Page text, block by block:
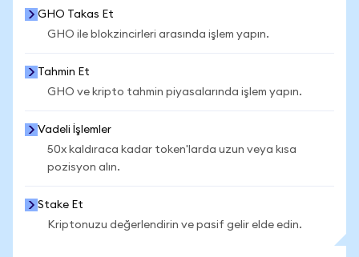
GHO Takas Et
GHO ile blokzincirleri arasında işlem yapın.
Tahmin Et
GHO ve kripto tahmin piyasalarında işlem yapın.
Vadeli İşlemler
50x kaldıraca kadar token'larda uzun veya kısa
pozisyon alın.
Stake Et
Kriptonuzu değerlendirin ve pasif gelir elde edin.